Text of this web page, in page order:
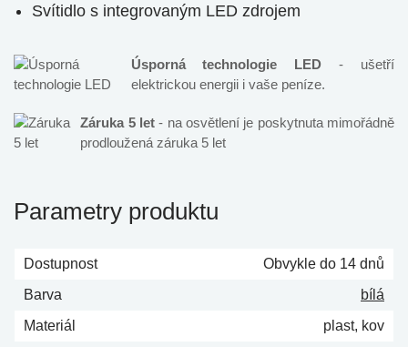
Svítidlo s integrovaným LED zdrojem
Úsporná technologie LED - ušetří
elektrickou energii i vaše peníze.
Záruka 5 let - na osvětlení je poskytnuta mimořádně
prodloužená záruka 5 let
Parametry produktu
Dostupnost
Obvykle do 14 dnů
Barva
bílá
Materiál
plast, kov